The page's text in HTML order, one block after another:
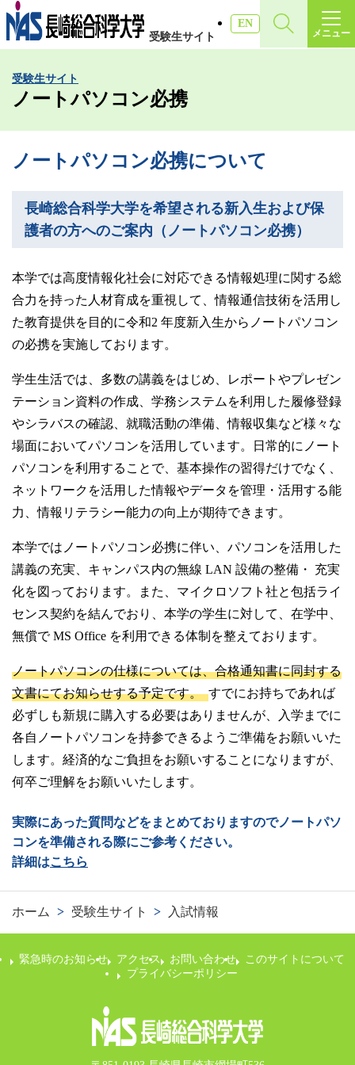
受験生サイト
EN
メニュー
施設・アクセス
入試情報
各種証明書
受験生・高校教員の方
企業の方
お問い合わせ
緊急時のお知らせ
プライバシーポリシー
お問い合わせフォーム
受験生サイト
ノートパソコン必携
ノートパソコン必携について
長崎総合科学大学を希望される新入生および保
護者の方へのご案内（ノートパソコン必携）
本学では高度情報化社会に対応できる情報処理に関する総
合力を持った人材育成を重視して、情報通信技術を活用し
た教育提供を目的に令和2 年度新入生からノートパソコン
の必携を実施しております。
学生生活では、多数の講義をはじめ、レポートやプレゼン
テーション資料の作成、学務システムを利用した履修登録
やシラバスの確認、就職活動の準備、情報収集など様々な
場面においてパソコンを活用しています。日常的にノート
パソコンを利用することで、基本操作の習得だけでなく、
ネットワークを活用した情報やデータを管理・活用する能
力、情報リテラシー能力の向上が期待できます。
本学ではノートパソコン必携に伴い、パソコンを活用した
講義の充実、キャンパス内の無線 LAN 設備の整備・ 充実
化を図っております。また、マイクロソフト社と包括ライ
センス契約を結んでおり、本学の学生に対して、在学中、
無償で MS Office を利用できる体制を整えております。
ノートパソコンの仕様については、合格通知書に同封する
文書にてお知らせする予定です。 すでにお持ちであれば
必ずしも新規に購入する必要はありませんが、入学までに
各自ノートパソコンを持参できるようご準備をお願いいた
します。経済的なご負担をお願いすることになりますが、
何卒ご理解をお願いいたします。
実際にあった質問などをまとめておりますのでノートパソ
コンを準備される際にご参考ください。
詳細はこちら
ホーム > 受験生サイト > 入試情報
緊急時のお知らせ アクセス お問い合わせ
このサイトについて
プライバシーポリシー